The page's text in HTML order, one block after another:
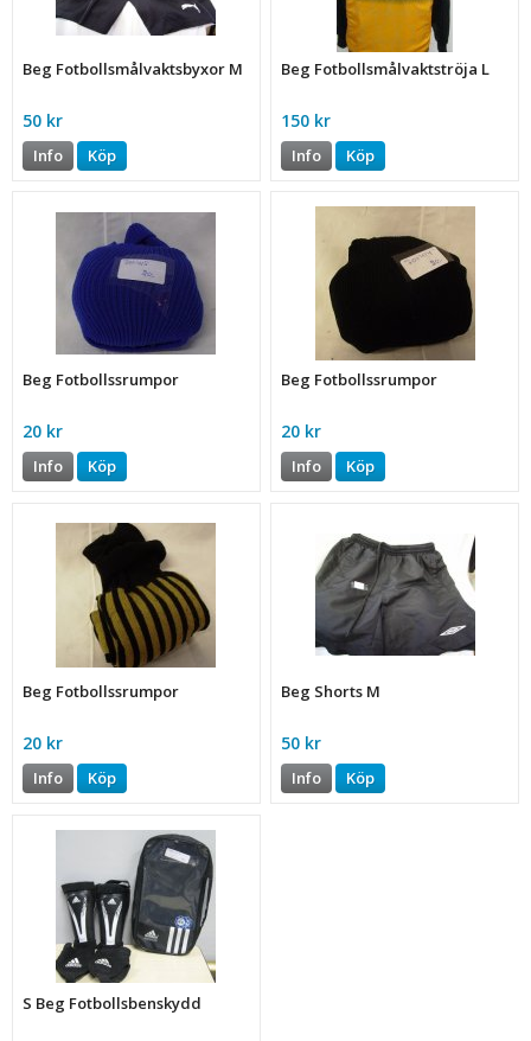
Beg Fotbollsmålvaktsbyxor M
50 kr
Info Köp
Beg Fotbollsmålvaktströja L
150 kr
Info Köp
Beg Fotbollssrumpor
20 kr
Info Köp
Beg Fotbollssrumpor
20 kr
Info Köp
Beg Fotbollssrumpor
20 kr
Info Köp
Beg Shorts M
50 kr
Info Köp
S Beg Fotbollsbenskydd